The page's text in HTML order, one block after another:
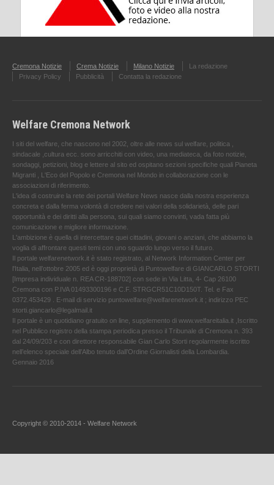
Cremona Notizie Crema Notizie Milano Notizie
La redazione
Privacy Policy
Pubblicità Contatta la redazione
Welfare Cremona Network
I siti del welfare, che nascono nel 2002, oltre alle news sul welfare, politica ,
sindacale ,cultura ecc. sono arricchiti con video, una mediateca, da foto notizie,
sondaggi, petizioni, blog e lettere al sito ed ospitano sezioni specifiche quali Pianeta
Migranti , L'Eco del Popolo e Cremona nel Mondo in collaborazione con le
associazioni di riferimento.
L'idea di costruire la rete dei portali Welfare News nasce dalla nostra esperienza
concreta e dalla ferma volontà di credere nei valori della solidarietà, delle pari
opportunità e dei diritti alla persona, sui quali siamo convinti, vada fatta più
comunicazione e migliore informazione.
L'ambizione è quella di intercettare quei cittadini, giovani o anziani, che abbiamo la
voglia di affrontare questi temi con uno sguardo lungo verso il futuro.
Il portale welfarenetwork.it è stato registrato, al Network Information Center per
l'Italia, nell’ottobre 2005 ed è oggi proprietà di Puntowelfare di GIANCARLO STORTI
[Impresa individuale n. REA CR-188702] con sede in Via Litta, 4- Cap 26100
Cremona con P.IVA 01493300196 e C.F. STRGCR51C10D150T. Tel. e Fax
0372.453429 . E-mail di servizio puntowelfare@welfarenetwork.it ; indirizzo PEC
storti.giancarlo@legalmail.it
Il portale è un quotidiano gratuito on line, supplemento di www.welfareitalia.it ,Iscritto
nel Pubblico registro della stampa periodica presso il Tribunale di Cremona n. 393
dal 24/09/203 e con direttore responsabile Gian Carlo Storti regolarmente iscritto
nell’elenco speciale dell’Albo tenuto dall’Ordine Giornalisti della Lombardia.
Gennaio 2016
Copyright © 2010-2014 - Welfare Network